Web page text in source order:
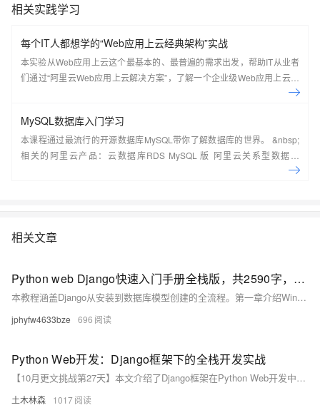
相关实践学习
每个IT人都想学的“Web应用上云经典架构”实战
本实验从Web应用上云这个最基本的、最普遍的需求出发，帮助IT从业者
们通过“阿里云Web应用上云解决方案”，了解一个企业级Web应用上云的
MySQL数据库入门学习
本课程通过最流行的开源数据库MySQL带你了解数据库的世界。 &nbsp;
相关的阿里云产品：云数据库RDS MySQL 版 阿里云关系型数据库
RDS（Relational Database Service）是一种稳定可靠、可弹性伸缩的在
相关文章
Python web Django快速入门手册全栈版，共2590字，短小精悍
本教程涵盖Django从安装到数据库模型创建的全流程。第一章介绍Windows、Linux及macOS下虚拟环境搭建与Django安装验证；第二章讲解项目创建、迁移与运行；第三章演示应用APP创建及项目汉化；第四章说明超级用户创建与后台登录；第五章深入数据库模型设计，包括类与表的对应关系及模型创建步骤。内容精炼实用，适合快速入门Django全栈开发。
jphyfw4633bze 696
Python Web开发：Django框架下的全栈开发实战
【10月更文挑战第27天】本文介绍了Django框架在Python Web开发中的应用，涵盖了Django与Flask等框架的比较、项目结构、模型、视图、模板和URL配置等内容，并展示了实际代码示例，帮助读者快速掌握Django全栈开发的核心技术。
土木林森 1017